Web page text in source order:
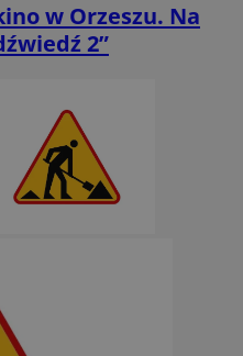
w Orzeszu. Na
2”